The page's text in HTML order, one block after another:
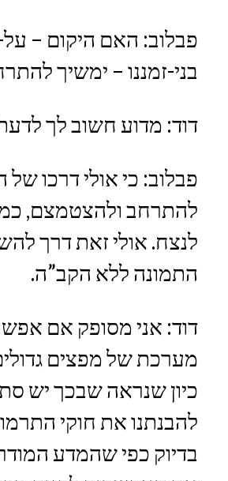
פבלוב: האם היקום –
בני-זמננו – ימשיך
דוד: מדוע חשוב לך
פבלוב: כי אולי דרכו של
להתרחב ולהצטמצם, כמו
לנצח. אולי זאת דרך
התמונה ללא הקב”ה.
דוד: אני מסופק אם
מערכת של מפצים
כיון שנראה שבכך יש
להבנתנו את חוקי
בדיוק כפי שהמדע